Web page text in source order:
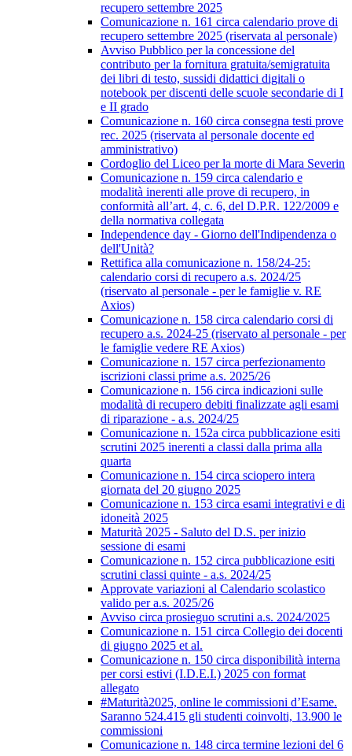
recupero settembre 2025
Comunicazione n. 161 circa calendario prove di
recupero settembre 2025 (riservata al personale)
Avviso Pubblico per la concessione del
contributo per la fornitura gratuita/semigratuita
dei libri di testo, sussidi didattici digitali o
notebook per discenti delle scuole secondarie di I
e II grado
Comunicazione n. 160 circa consegna testi prove
rec. 2025 (riservata al personale docente ed
amministrativo)
Cordoglio del Liceo per la morte di Mara Severin
Comunicazione n. 159 circa calendario e
modalità inerenti alle prove di recupero, in
conformità all’art. 4, c. 6, del D.P.R. 122/2009 e
della normativa collegata
Independence day - Giorno dell'Indipendenza o
dell'Unità?
Rettifica alla comunicazione n. 158/24-25:
calendario corsi di recupero a.s. 2024/25
(riservato al personale - per le famiglie v. RE
Axios)
Comunicazione n. 158 circa calendario corsi di
recupero a.s. 2024-25 (riservato al personale - per
le famiglie vedere RE Axios)
Comunicazione n. 157 circa perfezionamento
iscrizioni classi prime a.s. 2025/26
Comunicazione n. 156 circa indicazioni sulle
modalità di recupero debiti finalizzate agli esami
di riparazione - a.s. 2024/25
Comunicazione n. 152a circa pubblicazione esiti
scrutini 2025 inerenti a classi dalla prima alla
quarta
Comunicazione n. 154 circa sciopero intera
giornata del 20 giugno 2025
Comunicazione n. 153 circa esami integrativi e di
idoneità 2025
Maturità 2025 - Saluto del D.S. per inizio
sessione di esami
Comunicazione n. 152 circa pubblicazione esiti
scrutini classi quinte - a.s. 2024/25
Approvate variazioni al Calendario scolastico
valido per a.s. 2025/26
Avviso circa prosieguo scrutini a.s. 2024/2025
Comunicazione n. 151 circa Collegio dei docenti
di giugno 2025 et al.
Comunicazione n. 150 circa disponibilità interna
per corsi estivi (I.D.E.I.) 2025 con format
allegato
#Maturità2025, online le commissioni d’Esame.
Saranno 524.415 gli studenti coinvolti, 13.900 le
commissioni
Comunicazione n. 148 circa termine lezioni del 6